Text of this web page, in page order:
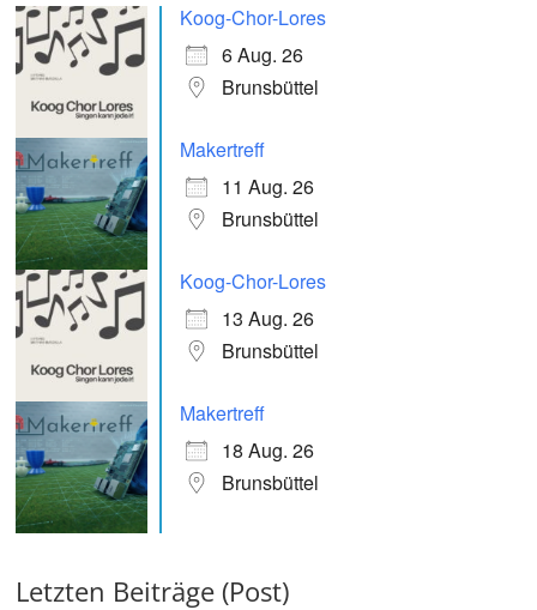
Koog-Chor-Lores
6 Aug. 26
Brunsbüttel
Makertreff
11 Aug. 26
Brunsbüttel
Koog-Chor-Lores
13 Aug. 26
Brunsbüttel
Makertreff
18 Aug. 26
Brunsbüttel
Letzten Beiträge (Post)